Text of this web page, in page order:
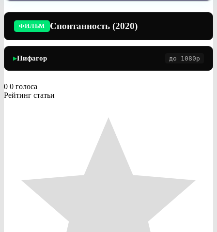
ФИЛЬМ Спонтанность (2020)
▶Пифагор до 1080p
0 0 голоса
Рейтинг статьи